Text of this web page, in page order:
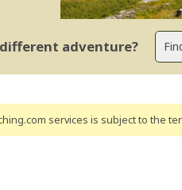
adventure?
services is subject to the